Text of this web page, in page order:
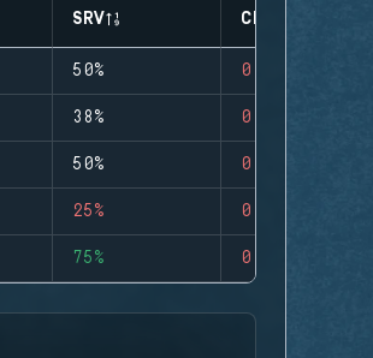
SRV CLUTCHES
50% 0
38% 0
50% 0
25% 0
75% 0